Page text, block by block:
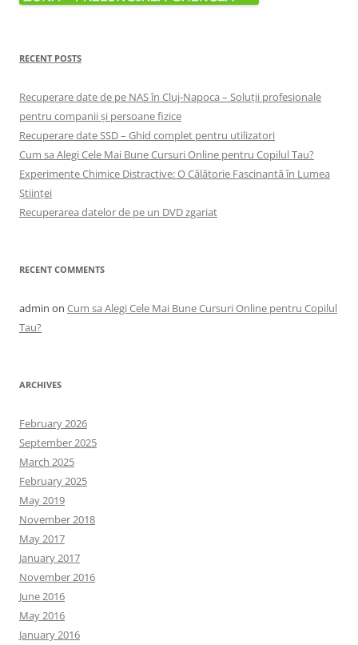
RECENT POSTS
Recuperare date de pe NAS în Cluj-Napoca – Soluții profesionale
pentru companii și persoane fizice
Recuperare date SSD – Ghid complet pentru utilizatori
Cum sa Alegi Cele Mai Bune Cursuri Online pentru Copilul Tau?
Experimente Chimice Distractive: O Călătorie Fascinantă în Lumea
Științei
Recuperarea datelor de pe un DVD zgariat
RECENT COMMENTS
admin on Cum sa Alegi Cele Mai Bune Cursuri Online pentru Copilul
Tau?
ARCHIVES
February 2026
September 2025
March 2025
February 2025
May 2019
November 2018
May 2017
January 2017
November 2016
June 2016
May 2016
January 2016